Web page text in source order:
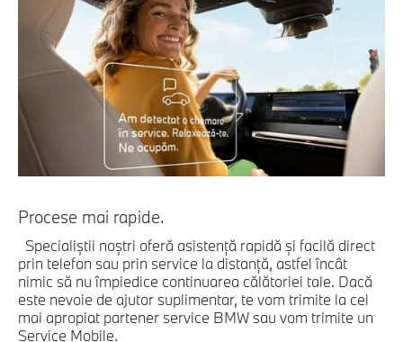
Procese mai rapide.
Specialiştii noştri oferă asistenţă rapidă şi facilă direct
prin telefon sau prin service la distanţă, astfel încât
nimic să nu împiedice continuarea călătoriei tale. Dacă
este nevoie de ajutor suplimentar, te vom trimite la cel
mai apropiat partener service BMW sau vom trimite un
Service Mobile.